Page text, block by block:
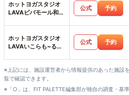
ホットヨガスタジオ
LAVAビバモール和泉
公式 予約
ホットヨガスタジオ
LAVAいこらも~る泉
公式 予約
※上記には、施設運営者から情報提供のあった施設
覧で確認できます。
※「○」は、FIT PALETTE編集部が独自の調査・基